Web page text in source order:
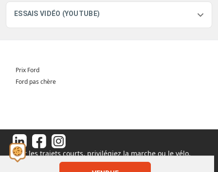
ESSAIS VIDÉO (YOUTUBE)
Prix Ford
Ford pas chère
Pour les trajets courts, privilégiez la marche ou le vélo.
#SeDéplacerMoinsPolluer